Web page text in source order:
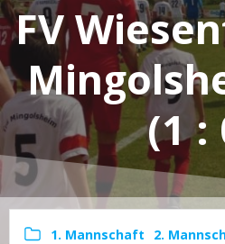
FV
(1 :
1. Mannschaft 2.